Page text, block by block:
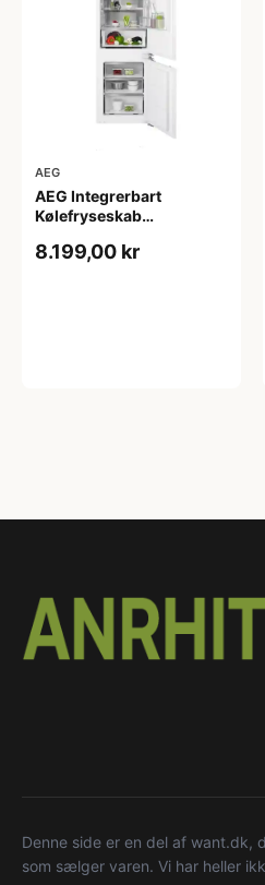
AEG
AEG Integrerbart
Kølefryseskab
garanti
8.199,00 kr
Denne side er en del af want.dk,
som sælger varen. Vi har heller